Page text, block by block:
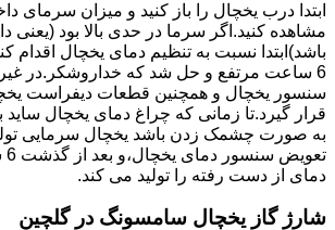
ابتدا درب یخچال را باز کنید و میزان سرمای
مشاهده کنید.اگر سرما در حدی بالا بود (یعنی
باشد)ابتدا نسبت به تنظیم دمای یخچال اقدام
6 ساعت مرتفع و حل شد که خداروشکر.در
سنسور یخچال و همچنین قطعات دیفراست
قرار گیرد.تا زمانی که چراغ دمای یخچال
به صورت چشمک زدن باشد یخچال سرمایی تولید
دمای از دست رفته را تولید می کند.
شارژ گاز یخچال سامسونگ در گلچین